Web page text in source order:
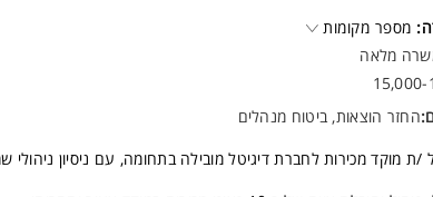
מספר מקומות
מלאה
15,000-
החזר הוצאות, ביטוח מנהלים
מוקד מכירות לחברת דיגיטל מובילה בתחומה, עם ניסיון ניהולי